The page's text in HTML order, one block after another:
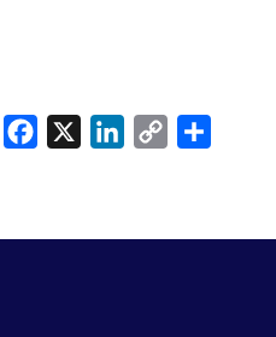
WhatsAppFacebook LinkedIn
Copy